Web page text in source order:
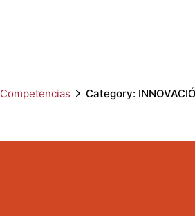
Competencias Category: